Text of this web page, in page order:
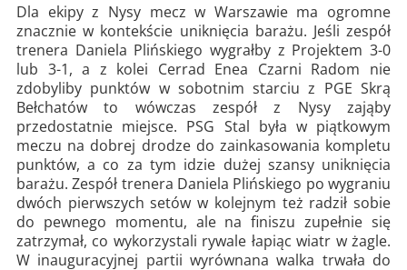
Dla ekipy z Nysy mecz w Warszawie ma ogromne
znacznie w kontekście uniknięcia barażu. Jeśli zespół
trenera Daniela Plińskiego wygrałby z Projektem 3-0
lub 3-1, a z kolei Cerrad Enea Czarni Radom nie
zdobyliby punktów w sobotnim starciu z PGE Skrą
Bełchatów to wówczas zespół z Nysy zająby
przedostatnie miejsce. PSG Stal była w piątkowym
meczu na dobrej drodze do zainkasowania kompletu
punktów, a co za tym idzie dużej szansy uniknięcia
barażu. Zespół trenera Daniela Plińskiego po wygraniu
dwóch pierwszych setów w kolejnym też radził sobie
do pewnego momentu, ale na finiszu zupełnie się
zatrzymał, co wykorzystali rywale łapiąc wiatr w żagle.
W inauguracyjnej partii wyrównana walka trwała do